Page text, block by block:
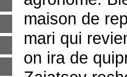
maison de
mari qui
on ira de